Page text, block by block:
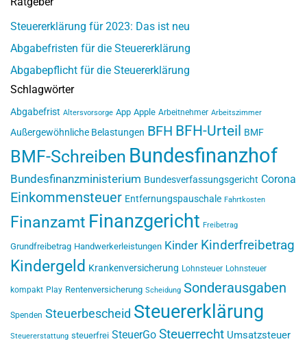
Steuererklärung für 2023: Das ist neu
Abgabefristen für die Steuererklärung
Abgabepflicht für die Steuererklärung
Schlagwörter
Abgabefrist Altersvorsorge App Apple Arbeitnehmer Arbeitszimmer
Außergewöhnliche Belastungen BFH BFH-Urteil BMF
BMF-Schreiben Bundesfinanzhof
Bundesfinanzministerium Bundesverfassungsgericht Corona
Einkommensteuer Entfernungspauschale Fahrtkosten
Finanzamt Finanzgericht Freibetrag
Grundfreibetrag Handwerkerleistungen Kinder Kinderfreibetrag
Kindergeld Krankenversicherung Lohnsteuer Lohnsteuer
kompakt Play Rentenversicherung Scheidung Sonderausgaben
Spenden Steuerbescheid Steuererklärung
Steuererstattung steuerfrei SteuerGo Steuerrecht Umsatzsteuer